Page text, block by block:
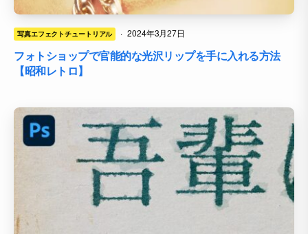
写真エフェクトチュートリアル · 2024年3月27日
フォトショップで官能的な光沢リップを手に入れる方法
【昭和レトロ】